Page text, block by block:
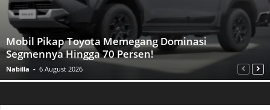
Mobil Pikap Toyota Memegang Dominasi
Segmennya Hingga 70 Persen!
Nabilla - 6 August 2026